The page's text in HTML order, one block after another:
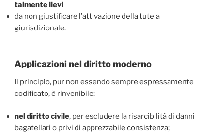
talmente lievi
da non giustificare l’attivazione della tutela
giurisdizionale.
Applicazioni nel diritto moderno
Il principio, pur non essendo sempre espressamente
codificato, è rinvenibile:
nel diritto civile, per escludere la risarcibilità di danni
bagatellari o privi di apprezzabile consistenza;